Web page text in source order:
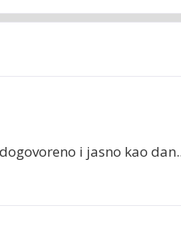
i jasno kao